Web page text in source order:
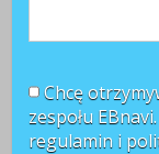
Chcę
zespołu
regulamin i